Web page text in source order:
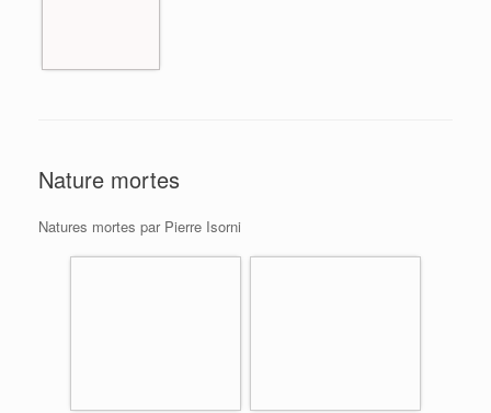
Nature mortes
Natures mortes par Pierre Isorni